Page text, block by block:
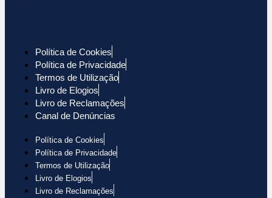
Política de Cookies
Política de Privacidade
Termos de Utilização
Livro de Elogios
Livro de Reclamações
Canal de Denúncias
Política de Cookies
Política de Privacidade
Termos de Utilização
Livro de Elogios
Livro de Reclamações